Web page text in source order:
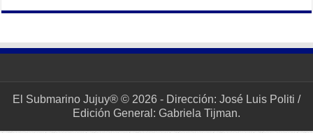
El Submarino Jujuy® © 2026 - Dirección: José Luis Politi /
Edición General: Gabriela Tijman.